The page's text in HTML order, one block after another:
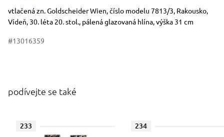
Rozměry
Stručný popis předmětu
vtlačená zn. Goldscheider Wien, číslo modelu 7813/3, Rakousko,
Vídeň, 30. léta 20. stol., pálená glazovaná hlína, výška 31 cm
#13016359
podívejte se také
233 234